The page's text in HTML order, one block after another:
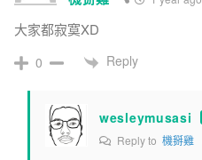
大家都寂寞XD
0 Reply
wesleymusasi
Reply to 機掰雞